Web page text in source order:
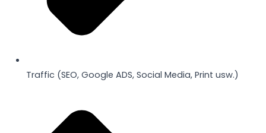
Traffic (SEO, Google ADS, Social Media, Print usw.)